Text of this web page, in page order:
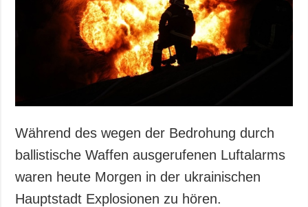
Während des wegen der Bedrohung durch
ballistische Waffen ausgerufenen Luftalarms
waren heute Morgen in der ukrainischen
Hauptstadt Explosionen zu hören.